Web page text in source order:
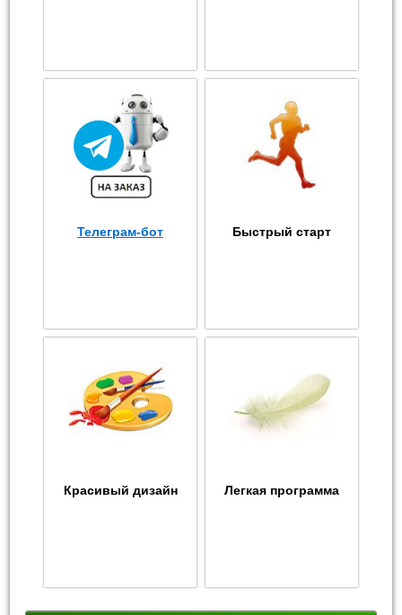
Телеграм-бот Быстрый старт
Красивый дизайн Легкая программа